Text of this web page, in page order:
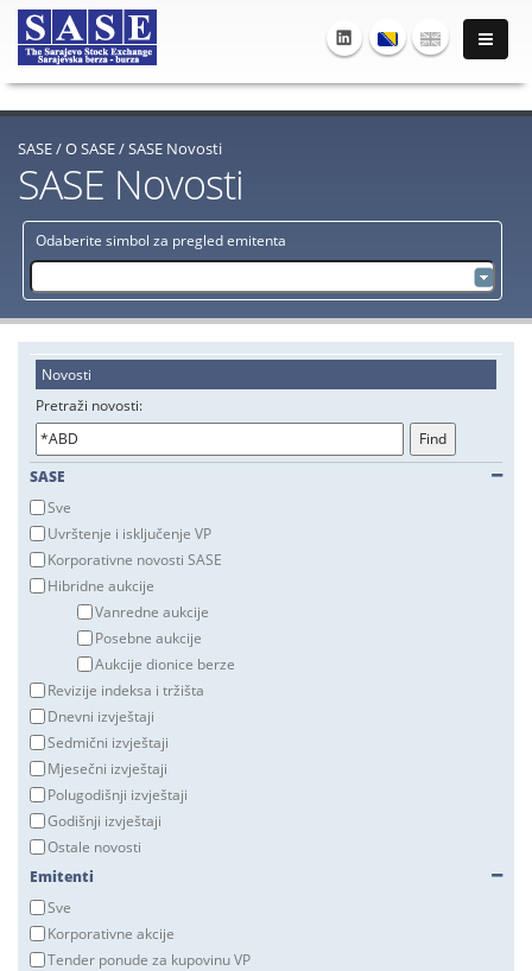
SASE/O SASE/SASE Novosti
Odaberite simbol za pregled emitenta
SASE Novosti
Novosti
Pretraži novosti:
SASE
Sve
Uvrštenje i isključenje VP
Korporativne novosti SASE
Hibridne aukcije
Vanredne aukcije
Posebne aukcije
Aukcije dionice berze
Revizije indeksa i tržišta
Dnevni izvještaji
Sedmični izvještaji
Mjesečni izvještaji
Polugodišnji izvještaji
Godišnji izvještaji
Ostale novosti
Emitenti
Sve
Korporativne akcije
Tender ponude za kupovinu VP